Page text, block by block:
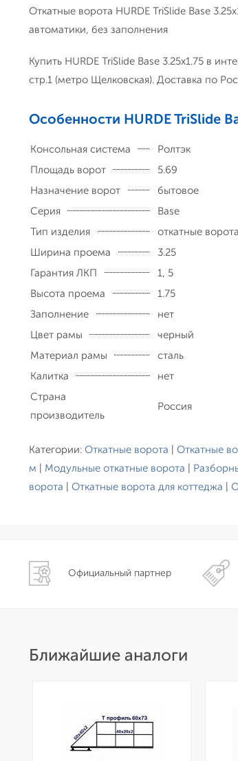
Откатные ворота HURDE TriSlide Base
автоматики, без заполнения
Купить HURDE TriSlide Base 3.25x1.75 в
стр.1 (метро Щелковская). Доставка по
Особенности HURDE TriSlide
Консольная система
Ролтэк
Площадь ворот
5.69
Назначение ворот
бытовое
Серия
Base
Тип изделия
откатные ворота
Ширина проема
3.25
Гарантия ЛКП
1, 5
Высота проема
1.75
Заполнение
нет
Цвет рамы
черный
Материал рамы
сталь
Калитка
нет
Страна
производитель
Россия
Категории: Откатные ворота Откатные
м
Модульные откатные ворота
ворота
Откатные ворота для коттеджа
Официальный партнер
Ближайшие аналоги